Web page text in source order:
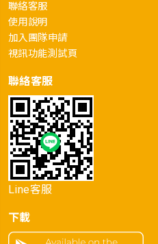
聯絡客服
使用說明
加入團隊申請
視訊功能測試頁
聯絡客服
Line客服
下載